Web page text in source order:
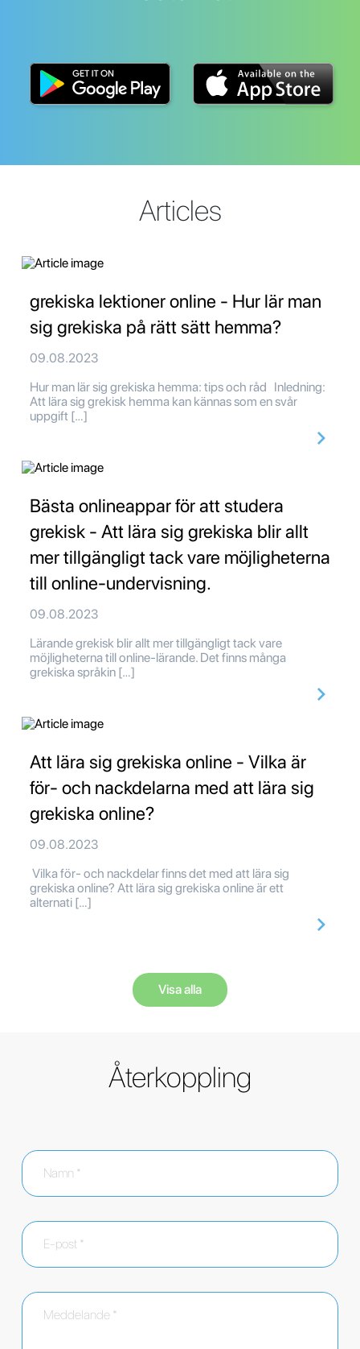
Articles
grekiska lektioner online - Hur lär man
sig grekiska på rätt sätt hemma?
09.08.2023
Hur man lär sig grekiska hemma: tips och råd Inledning:
Att lära sig grekisk hemma kan kännas som en svår
uppgift […]
Bästa onlineappar för att studera
grekisk - Att lära sig grekiska blir allt
mer tillgängligt tack vare möjligheterna
till online-undervisning.
09.08.2023
Lärande grekisk blir allt mer tillgängligt tack vare
möjligheterna till online-lärande. Det finns många
grekiska språkin […]
Att lära sig grekiska online - Vilka är
för- och nackdelarna med att lära sig
grekiska online?
09.08.2023
Vilka för- och nackdelar finns det med att lära sig
grekiska online? Att lära sig grekiska online är ett
alternati […]
Visa alla
Återkoppling